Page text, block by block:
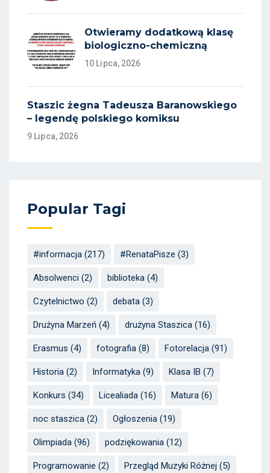
Otwieramy dodatkową klasę
biologiczno-chemiczną
10 Lipca, 2026
Staszic żegna Tadeusza Baranowskiego
– legendę polskiego komiksu
9 Lipca, 2026
Popular Tagi
#informacja (217) #RenataPisze (3)
Absolwenci (2) biblioteka (4)
Czytelnictwo (2) debata (3)
Drużyna Marzeń (4) drużyna Staszica (16)
Erasmus (4) fotografia (8) Fotorelacja (91)
Historia (2) Informatyka (9) Klasa IB (7)
Konkurs (34) Licealiada (16) Matura (6)
noc staszica (2) Ogłoszenia (19)
Olimpiada (96) podziękowania (12)
Programowanie (2) Przegląd Muzyki Różnej (5)